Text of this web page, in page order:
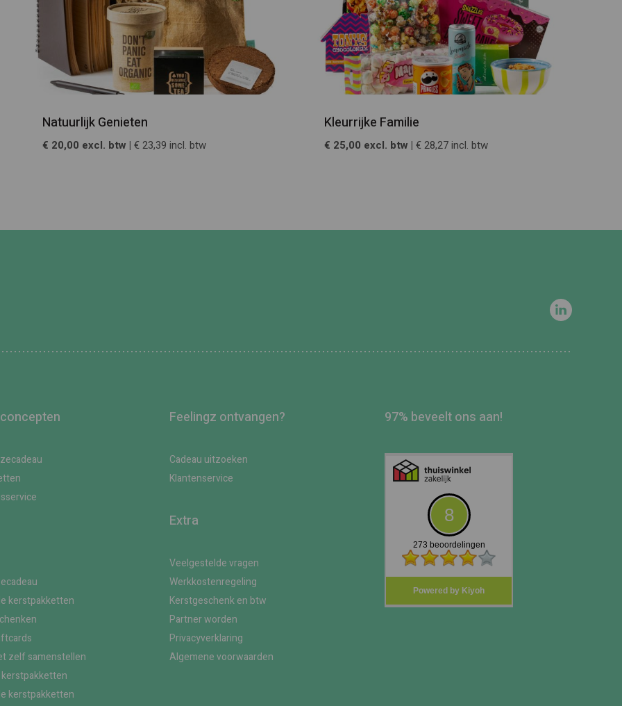
Natuurlijk Genieten
€ 20,00 excl. btw | € 23,39 incl. btw
Kleurrijke Familie
€ 25,00 excl. btw | € 28,27 incl. btw
kerstpakketten
zelf samenstellen
kerstpakketten
Feelingz ontvangen?
Cadeau uitzoeken
Klantenservice
Extra
Veelgestelde vragen
Werkkostenregeling
Kerstgeschenk en btw
Partner worden
Privacyverklaring
Algemene voorwaarden
97% beveelt ons aan!